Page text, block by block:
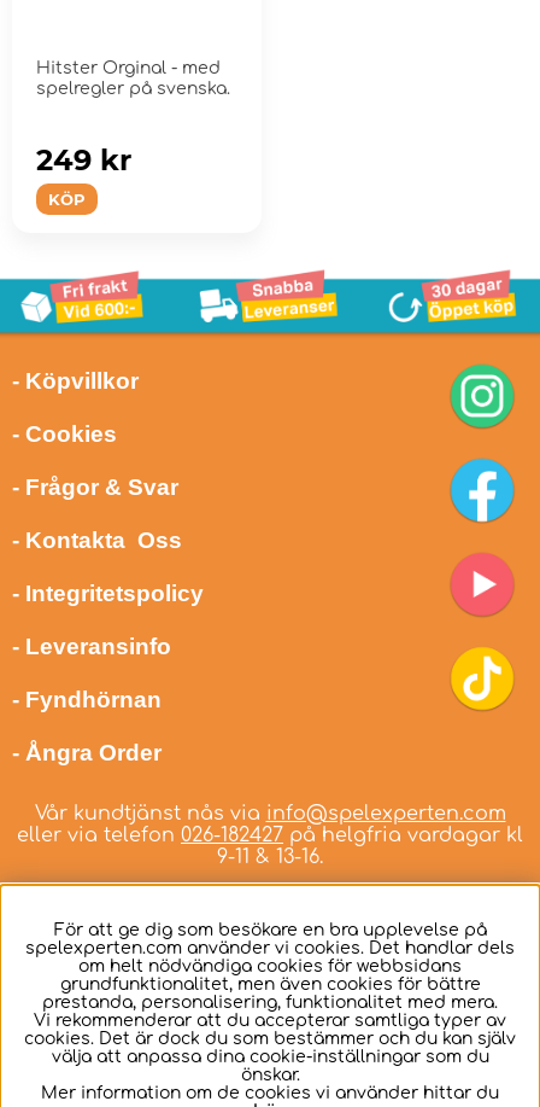
Hitster Orginal - med
spelregler på svenska.
KÖP
249 kr
- Köpvillkor
- Cookies
- Frågor & Svar
- Kontakta Oss
- Integritetspolicy
- Leveransinfo
- Fyndhörnan
- Ångra Order
Vår kundtjänst nås via info@spelexperten.com
eller via telefon 026-182427 på helgfria vardagar kl
9-11 & 13-16.
Svenska
För att ge dig som besökare en bra upplevelse på
spelexperten.com använder vi cookies. Det handlar dels
om helt nödvändiga cookies för webbsidans
grundfunktionalitet, men även cookies för bättre
prestanda, personalisering, funktionalitet med mera.
Vi rekommenderar att du accepterar samtliga typer av
cookies. Det är dock du som bestämmer och du kan själv
välja att anpassa dina cookie-inställningar som du
önskar.
Mer information om de cookies vi använder hittar du